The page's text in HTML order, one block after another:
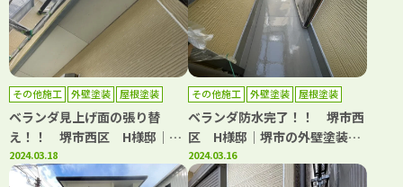
その他施工 外壁塗装
屋根塗装
防水工事
ベランダ見上げ面の張り替
え！！ 堺市西区 H様邸│堺
市の外壁塗装・屋根塗装・雨漏
り修理専門店 千成工務店
2024.03.18
その他施工 外壁塗装
屋根塗装
防水工事
ベランダ防水完了！！ 堺市西
区 H様邸│堺市の外壁塗装・
屋根塗装・雨漏り修理専門店
千成工務店
2024.03.16